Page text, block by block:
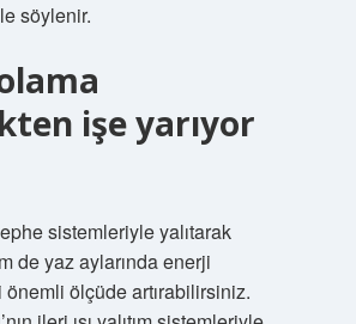
söylenir.
işe yarıyor
sistemleriyle yalıtarak
de yaz aylarında enerji
ölçüde artırabilirsiniz.